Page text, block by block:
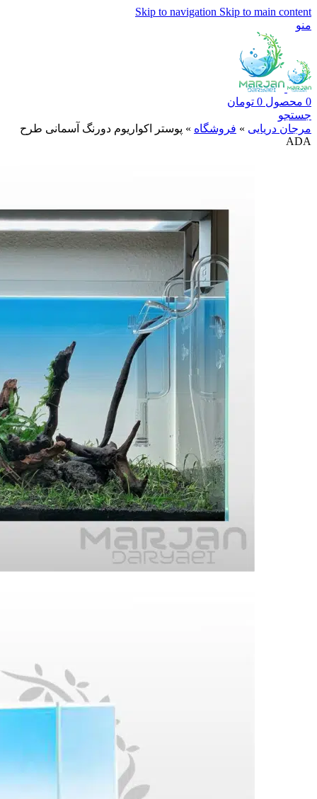
Skip to navigation Skip to main content
منو
0 محصول 0 تومان
جستجو
مرجان دریایی » فروشگاه » پوستر اکواریوم دورنگ آسمانی طرح
ADA